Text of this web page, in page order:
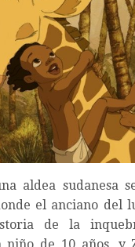
aldea sudanesa
el anciano del
de la